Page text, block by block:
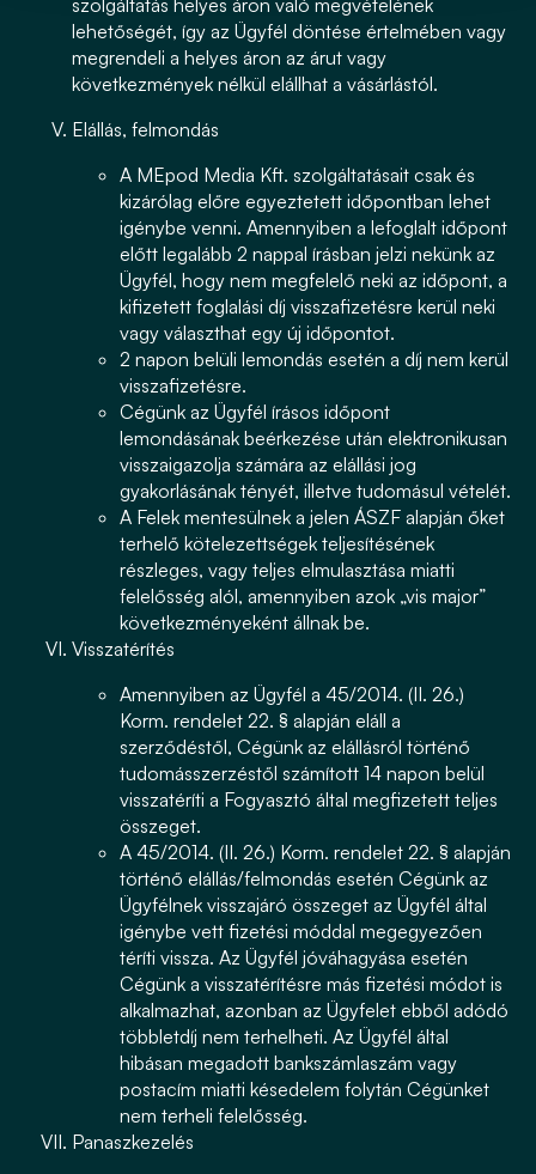
szolgáltatás helyes áron való megvételének
lehetőségét, így az Ügyfél döntése értelmében vagy
megrendeli a helyes áron az árut vagy
következmények nélkül elállhat a vásárlástól.
Elállás, felmondás
A MEpod Media Kft. szolgáltatásait csak és
kizárólag előre egyeztetett időpontban lehet
igénybe venni. Amennyiben a lefoglalt időpont
előtt legalább 2 nappal írásban jelzi nekünk az
Ügyfél, hogy nem megfelelő neki az időpont, a
kifizetett foglalási díj visszafizetésre kerül neki
vagy választhat egy új időpontot.
2 napon belüli lemondás esetén a díj nem kerül
visszafizetésre.
Cégünk az Ügyfél írásos időpont
lemondásának beérkezése után elektronikusan
visszaigazolja számára az elállási jog
gyakorlásának tényét, illetve tudomásul vételét.
A Felek mentesülnek a jelen ÁSZF alapján őket
terhelő kötelezettségek teljesítésének
részleges, vagy teljes elmulasztása miatti
felelősség alól, amennyiben azok „vis major”
következményeként állnak be.
Visszatérítés
Amennyiben az Ügyfél a 45/2014. (II. 26.)
Korm. rendelet 22. § alapján eláll a
szerződéstől, Cégünk az elállásról történő
tudomásszerzéstől számított 14 napon belül
visszatéríti a Fogyasztó által megfizetett teljes
összeget.
A 45/2014. (II. 26.) Korm. rendelet 22. § alapján
történő elállás/felmondás esetén Cégünk az
Ügyfélnek visszajáró összeget az Ügyfél által
igénybe vett fizetési móddal megegyezően
téríti vissza. Az Ügyfél jóváhagyása esetén
Cégünk a visszatérítésre más fizetési módot is
alkalmazhat, azonban az Ügyfelet ebből adódó
többletdíj nem terhelheti. Az Ügyfél által
hibásan megadott bankszámlaszám vagy
postacím miatti késedelem folytán Cégünket
nem terheli felelősség.
Panaszkezelés